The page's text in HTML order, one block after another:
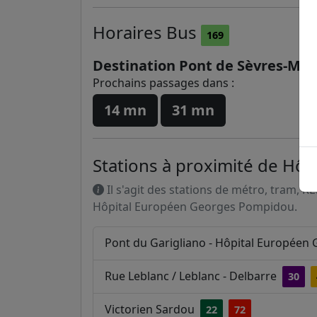
Horaires Bus 169
Destination Pont de Sèvres-
Prochains passages dans :
14 mn 31 mn
Stations à proximité de
Il s'agit des stations de métro, tram,
Hôpital Européen Georges Pompidou.
Pont du Garigliano - Hôpital Européen
Rue Leblanc / Leblanc - Delbarre 30
Victorien Sardou 22 72